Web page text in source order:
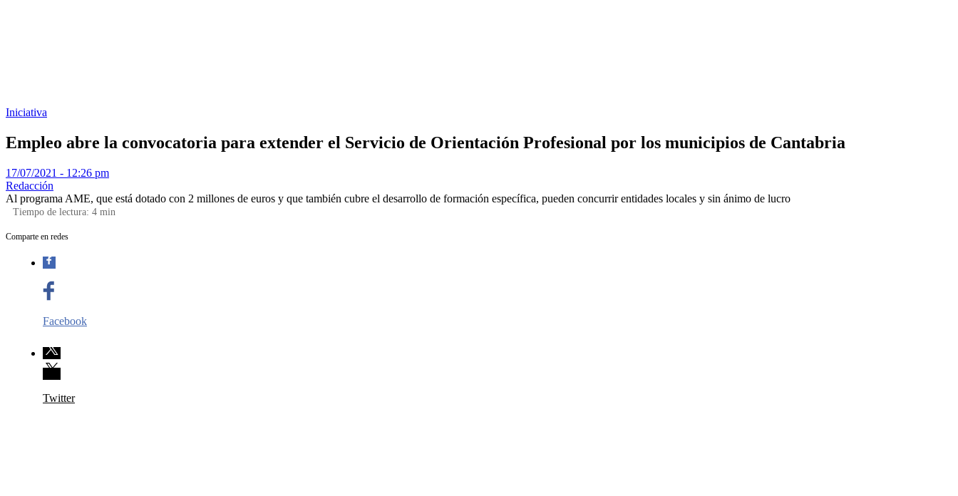
Iniciativa
Empleo abre la convocatoria para extender el Servicio de Orientación Profesional por los municipios de Cantabria
17/07/2021 - 12:26 pm
Redacción
Al programa AME, que está dotado con 2 millones de euros y que también cubre el desarrollo de formación específica, pueden concurrir entidades locales y sin ánimo de lucro
Tiempo de lectura: 4 min
Comparte en redes
Facebook
Twitter